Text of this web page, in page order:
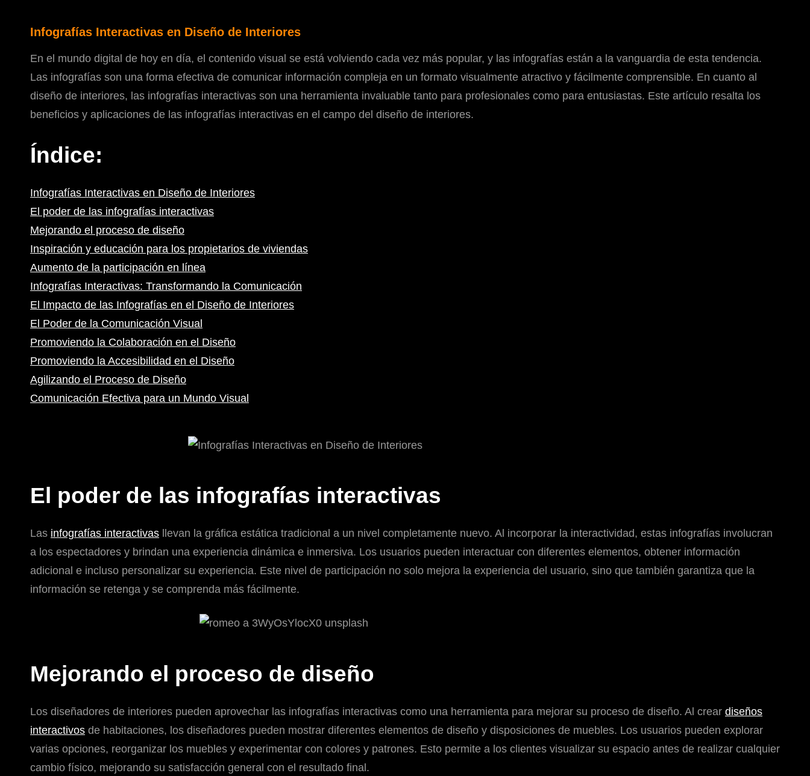
Infografías Interactivas en Diseño de Interiores
En el mundo digital de hoy en día, el contenido visual se está volviendo cada vez más popular, y las infografías están a la vanguardia de esta tendencia.
Las infografías son una forma efectiva de comunicar información compleja en un formato visualmente atractivo y fácilmente comprensible. En cuanto al
diseño de interiores, las infografías interactivas son una herramienta invaluable tanto para profesionales como para entusiastas. Este artículo resalta los
beneficios y aplicaciones de las infografías interactivas en el campo del diseño de interiores.
Índice:
Infografías Interactivas en Diseño de Interiores
El poder de las infografías interactivas
Mejorando el proceso de diseño
Inspiración y educación para los propietarios de viviendas
Aumento de la participación en línea
Infografías Interactivas: Transformando la Comunicación
El Impacto de las Infografías en el Diseño de Interiores
El Poder de la Comunicación Visual
Promoviendo la Colaboración en el Diseño
Promoviendo la Accesibilidad en el Diseño
Agilizando el Proceso de Diseño
Comunicación Efectiva para un Mundo Visual
El poder de las infografías interactivas
Las infografías interactivas llevan la gráfica estática tradicional a un nivel completamente nuevo. Al incorporar la interactividad, estas infografías involucran
a los espectadores y brindan una experiencia dinámica e inmersiva. Los usuarios pueden interactuar con diferentes elementos, obtener información
adicional e incluso personalizar su experiencia. Este nivel de participación no solo mejora la experiencia del usuario, sino que también garantiza que la
información se retenga y se comprenda más fácilmente.
Mejorando el proceso de diseño
Los diseñadores de interiores pueden aprovechar las infografías interactivas como una herramienta para mejorar su proceso de diseño. Al crear diseños
interactivos de habitaciones, los diseñadores pueden mostrar diferentes elementos de diseño y disposiciones de muebles. Los usuarios pueden explorar
varias opciones, reorganizar los muebles y experimentar con colores y patrones. Esto permite a los clientes visualizar su espacio antes de realizar cualquier
cambio físico, mejorando su satisfacción general con el resultado final.